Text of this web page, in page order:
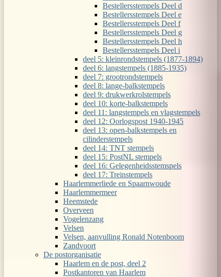
Bestellersstempels Deel d
Bestellersstempels Deel e
Bestellersstempels Deel f
Bestellersstempels Deel g
Bestellersstempels Deel h
Bestellersstempels Deel i
deel 5: kleinrondstempels (1877-1894)
deel 6: langstempels (1885-1935)
deel 7: grootrondstempels
deel 8: lange-balkstempels
deel 9: drukwerkrolstempels
deel 10: korte-balkstempels
deel 11: langstempels en vlagstempels
deel 12: Oorlogspost 1940-1945
deel 13: open-balkstempels en
cilinderstempels
deel 14: TNT stempels
deel 15: PostNL stempels
deel 16: Gelegenheidsstemspels
deel 17: Treinstempels
Haarlemmerliede en Spaarnwoude
Haarlemmermeer
Heemstede
Overveen
Vogelenzang
Velsen
Velsen, aanvulling Ronald Notenboom
Zandvoort
De postorganisatie
Haarlem en de post, deel 2
Postkantoren van Haarlem